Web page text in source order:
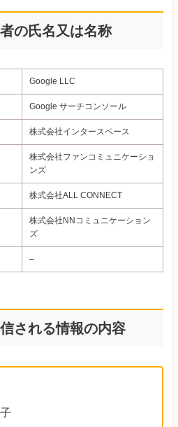
の氏名又は名称​
Google LLC
Google サーチコンソール
株式会社インタースペース
株式会社ファンコミュニケーショ
ンズ
株式会社ALL CONNECT
株式会社NNコミュニケーション
ズ
–
される情報の内容